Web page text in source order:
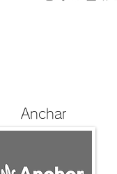
Anchar